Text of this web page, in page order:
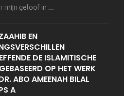
mijn geloof in ...
EN
DE ISLAMITISCHE
OP HET WERK
ABO AMEENAH BILAL
A